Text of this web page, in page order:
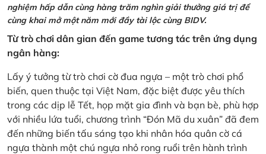
nghiệm hấp dẫn cùng hàng trăm nghìn giải thưởng giá trị để
cùng khai mở một năm mới đầy tài lộc cùng BIDV.
Từ trò chơi dân gian đến game tương tác trên ứng dụng
ngân hàng:
Lấy ý tưởng từ trò chơi cờ đua ngựa – một trò chơi phổ
biến, quen thuộc tại Việt Nam, đặc biệt được yêu thích
trong các dịp lễ Tết, họp mặt gia đình và bạn bè, phù hợp
với nhiều lứa tuổi, chương trình “Đón Mã du xuân” đã đem
đến những biến tấu sáng tạo khi nhân hóa quân cờ cá
ngựa thành một chú ngựa nhỏ rong ruổi trên hành trình